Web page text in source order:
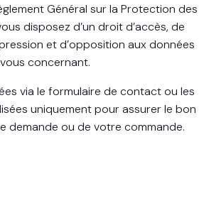
Général sur la Protection des
disposez d’un droit d’accès, de
et d’opposition aux données
vous concernant.
via le formulaire de contact ou les
uniquement pour assurer le bon
demande ou de votre commande.